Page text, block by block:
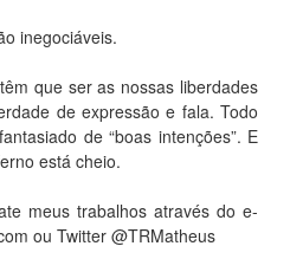
inegociáveis.
que ser as nossas liberdades
de expressão e fala. Todo
de “boas intenções”. E
está cheio.
meus trabalhos através do e-
ou Twitter @TRMatheus